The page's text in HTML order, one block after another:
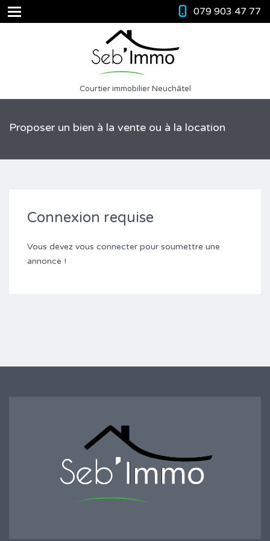
079 903 47 77
Courtier immobilier Neuchâtel
Proposer un bien à la vente ou à la location
Connexion requise
Vous devez vous connecter pour soumettre une
annonce !